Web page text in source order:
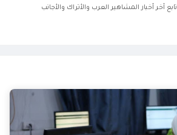
تابع آخر أخبار المشاهير العرب والأتراك والأجانب